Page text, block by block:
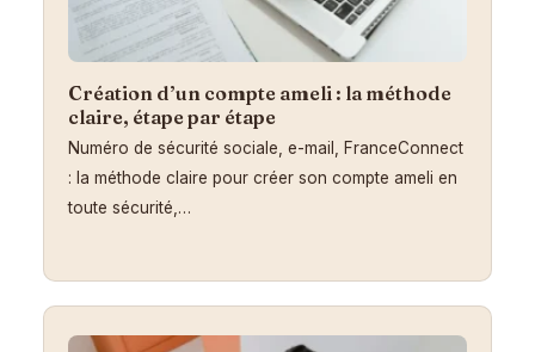
Création d’un compte ameli : la méthode
claire, étape par étape
Numéro de sécurité sociale, e-mail, FranceConnect
: la méthode claire pour créer son compte ameli en
toute sécurité,…